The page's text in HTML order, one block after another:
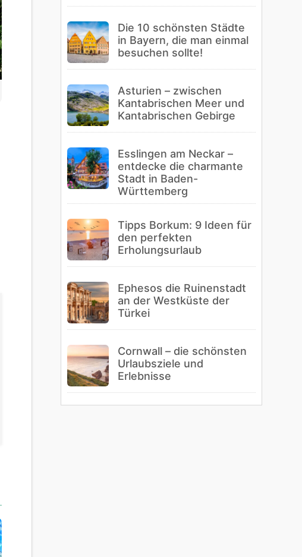
Die 10 schönsten Städte
in Bayern, die man einmal
besuchen sollte!
Asturien – zwischen
Kantabrischen Meer und
Kantabrischen Gebirge
Esslingen am Neckar –
entdecke die charmante
Stadt in Baden-
Württemberg
Tipps Borkum: 9 Ideen für
den perfekten
Erholungsurlaub
Ephesos die Ruinenstadt
an der Westküste der
Türkei
Cornwall – die schönsten
Urlaubsziele und
Erlebnisse